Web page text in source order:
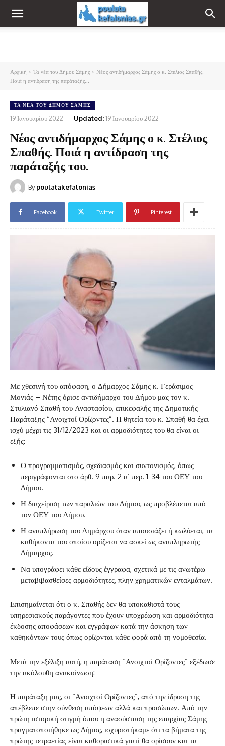
Αρχική Τα νέα του Δήμου Σάμης
Νέος αντιδήμαρχος Σάμης ο κ. Στέλιος Σπαθής.
Ποιά η αντίδραση της παράταξής...
ΤΑ ΝΈΑ ΤΟΥ ΔΉΜΟΥ ΣΆΜΗΣ
19 Ιανουαρίου 2022 Updated:19 Ιανουαρίου 2022
Νέος αντιδήμαρχος Σάμης ο κ. Στέλιος
Σπαθής. Ποιά η αντίδραση της
παράταξής του.
By poulatakefalonias
Facebook Twitter Pinterest
Με χθεσινή του απόφαση, ο Δήμαρχος Σάμης κ. Γεράσιμος
Μονιάς – Νέτης όρισε αντιδήμαρχο του Δήμου μας τον κ.
Στυλιανό Σπαθή του Αναστασίου, επικεφαλής της Δημοτικής
Παράταξης “Ανοιχτοί Ορίζοντες”. Η θητεία του κ. Σπαθή θα έχει
ισχύ μέχρι τις 31/12/2023 και οι αρμοδιότητες του θα είναι οι
εξής:
Ο προγραμματισμός, σχεδιασμός και συντονισμός, όπως
περιγράφονται στο άρθ. 9 παρ. 2 α’ περ. 1-34 του ΟΕΥ του
Δήμου.
Η διαχείριση των παραλιών του Δήμου, ως προβλέπεται από
τον ΟΕΥ του Δήμου.
Η αναπλήρωση του Δημάρχου όταν απουσιάζει ή κωλύεται, τα
καθήκοντα του οποίου ορίζεται να ασκεί ως αναπληρωτής
Δήμαρχος.
Να υπογράφει κάθε είδους έγγραφα, σχετικά με τις ανωτέρω
μεταβιβασθείσες αρμοδιότητες, πλην χρηματικών ενταλμάτων.
Επισημαίνεται ότι ο κ. Σπαθής δεν θα υποκαθιστά τους
υπηρεσιακούς παράγοντες που έχουν υποχρέωση και αρμοδιότητα
έκδοσης αποφάσεων και εγγράφων κατά την άσκηση των
καθηκόντων τους όπως ορίζονται κάθε φορά από τη νομοθεσία.
Μετά την εξέλιξη αυτή, η παράταση “Ανοιχτοί Ορίζοντες” εξέδωσε
την ακόλουθη ανακοίνωση:
Η παράταξη μας, οι “Ανοιχτοί Ορίζοντες”, από την ίδρυση της
απέβλεπε στην σύνθεση απόψεων αλλά και προσώπων. Από την
πρώτη ιστορική στιγμή όπου η ανασύσταση της επαρχίας Σάμης
πραγματοποιήθηκε ως Δήμος, ισχυριστήκαμε ότι τα βήματα της
πρώτης τετραετίας είναι καθοριστικά γιατί θα ορίσουν και τα